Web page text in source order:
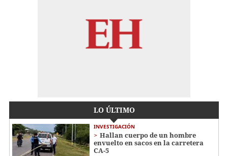
LO ÚLTIMO
INVESTIGACIÓN
Hallan cuerpo de un hombre
envuelto en sacos en la carretera
CA-5